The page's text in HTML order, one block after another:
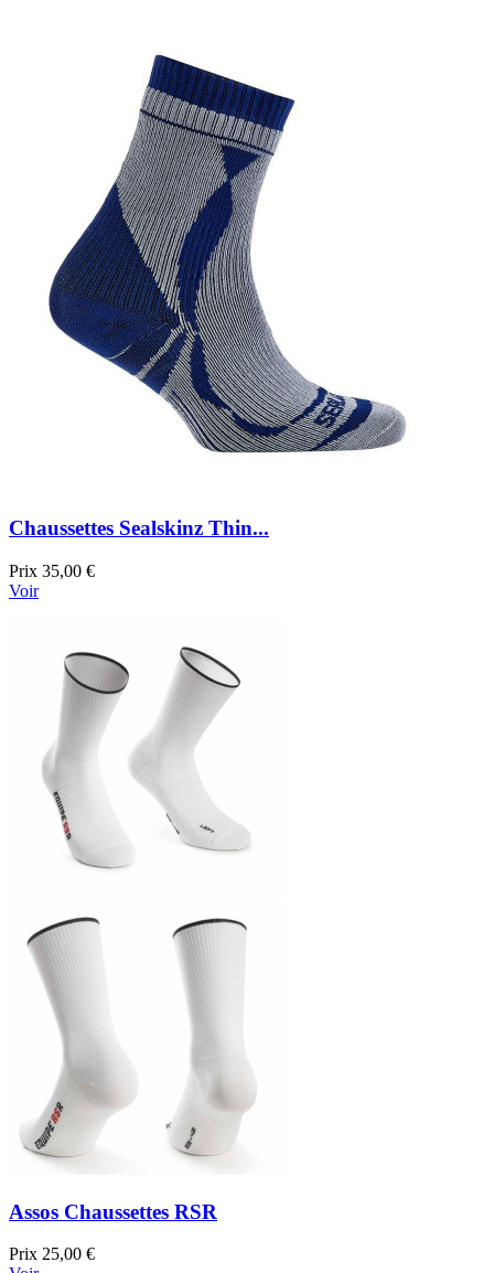
Chaussettes Sealskinz Thin...
Prix 35,00 €
Voir
Assos Chaussettes RSR
Prix 25,00 €